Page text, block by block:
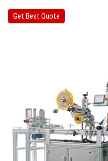
Get Best Quote